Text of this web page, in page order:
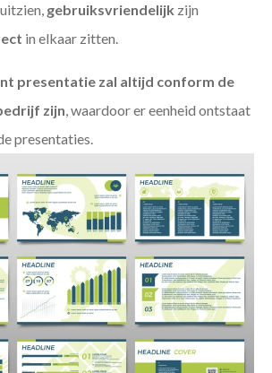
uitzien, gebruiksvriendelijk zijn
in elkaar zitten.
presentatie zal altijd conform de
zijn, waardoor er eenheid ontstaat
presentaties.